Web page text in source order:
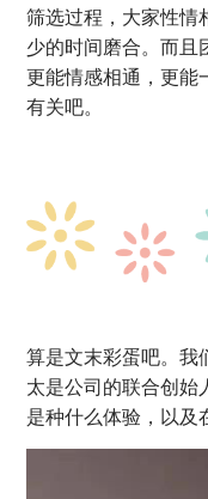
筛选过程，大家性情
少的时间磨合。而且
更能情感相通，更能
有关吧。
算是文末彩蛋吧。我
太是公司的联合创始
是种什么体验，以及